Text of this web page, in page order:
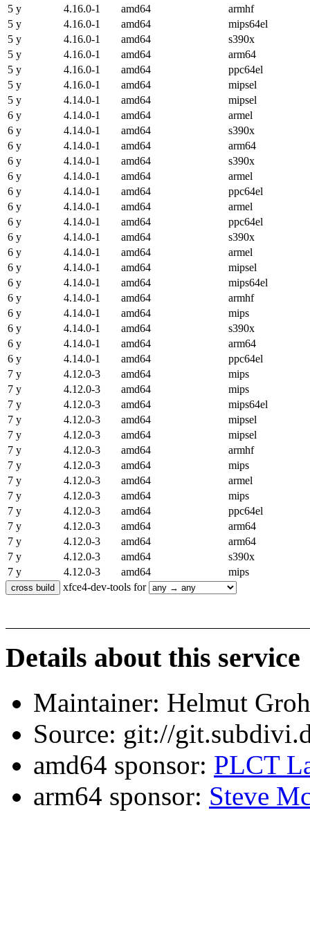
5 y
4.16.0-1 amd64
armhf
5 y
4.16.0-1 amd64
mips64el
5 y
4.16.0-1 amd64
s390x
5 y
4.16.0-1 amd64
arm64
5 y
4.16.0-1 amd64
ppc64el
5 y
4.16.0-1 amd64
mipsel
5 y
4.14.0-1 amd64
mipsel
6 y
4.14.0-1 amd64
armel
6 y
4.14.0-1 amd64
s390x
6 y
4.14.0-1 amd64
arm64
6 y
4.14.0-1 amd64
s390x
6 y
4.14.0-1 amd64
armel
6 y
4.14.0-1 amd64
ppc64el
6 y
4.14.0-1 amd64
armel
6 y
4.14.0-1 amd64
ppc64el
6 y
4.14.0-1 amd64
s390x
6 y
4.14.0-1 amd64
armel
6 y
4.14.0-1 amd64
mipsel
6 y
4.14.0-1 amd64
mips64el
6 y
4.14.0-1 amd64
armhf
6 y
4.14.0-1 amd64
mips
6 y
4.14.0-1 amd64
s390x
6 y
4.14.0-1 amd64
arm64
6 y
4.14.0-1 amd64
ppc64el
7 y
4.12.0-3 amd64
mips
7 y
4.12.0-3 amd64
mips
7 y
4.12.0-3 amd64
mips64el
7 y
4.12.0-3 amd64
mipsel
7 y
4.12.0-3 amd64
mipsel
7 y
4.12.0-3 amd64
armhf
7 y
4.12.0-3 amd64
mips
7 y
4.12.0-3 amd64
armel
7 y
4.12.0-3 amd64
mips
7 y
4.12.0-3 amd64
ppc64el
7 y
4.12.0-3 amd64
arm64
7 y
4.12.0-3 amd64
arm64
7 y
4.12.0-3 amd64
s390x
7 y
4.12.0-3 amd64
mips
xfce4-dev-tools for
Details about this service
Maintainer: Helmut
Source: git://
amd64 sponsor: PLCT
arm64 sponsor: Steve